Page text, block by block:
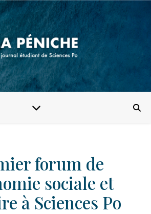
forum de
sociale et
à Sciences Po